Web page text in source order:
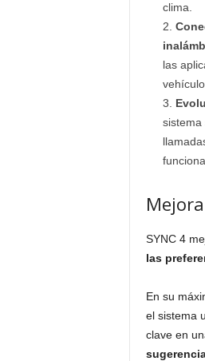
clima.
las
vehículo.
sistema
SYNC 4
las
En su
el sistema
clave en